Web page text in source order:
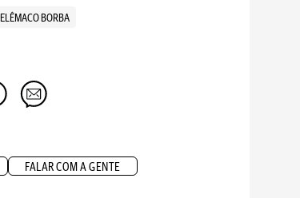
TELÊMACO BORBA
FALAR COM A GENTE